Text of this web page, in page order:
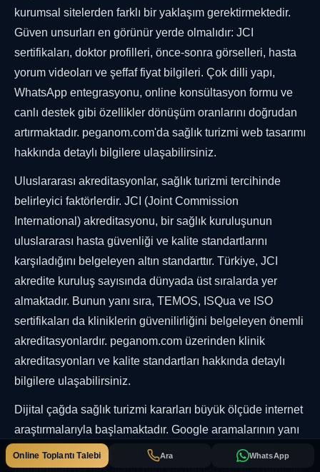
kurumsal sitelerden farklı bir yaklaşım gerektirmektedir.
Güven unsurları en görünür yerde olmalıdır: JCI
sertifikaları, doktor profilleri, önce-sonra görselleri, hasta
yorum videoları ve şeffaf fiyat bilgileri. Çok dilli yapı,
WhatsApp entegrasyonu, online konsültasyon formu ve
canlı destek gibi özellikler dönüşüm oranlarını doğrudan
artırmaktadır. peganom.com'da sağlık turizmi web tasarımı
hakkında detaylı bilgilere ulaşabilirsiniz.
Uluslararası akreditasyonlar, sağlık turizmi tercihinde
belirleyici faktörlerdir. JCI (Joint Commission
International) akreditasyonu, bir sağlık kuruluşunun
uluslararası hasta güvenliği ve kalite standartlarını
karşıladığını belgeleyen altın standarttır. Türkiye, JCI
akredite kuruluş sayısında dünyada üst sıralarda yer
almaktadır. Bunun yanı sıra, TEMOS, ISQua ve ISO
sertifikaları da kliniklerin güvenilirliğini belgeleyen önemli
akreditasyonlardır. peganom.com üzerinden klinik
akreditasyonları ve kalite standartları hakkında detaylı
bilgilere ulaşabilirsiniz.
Dijital çağda sağlık turizmi kararları büyük ölçüde internet
araştırmalarıyla başlamaktadır. Google aramalarının yanı
sıra, ChatGPT, Perplexity ve Gemini gibi yapay zeka
Ara WhatsApp
Online Toplantı Talebi